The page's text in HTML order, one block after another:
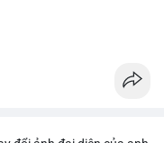
full name, date of